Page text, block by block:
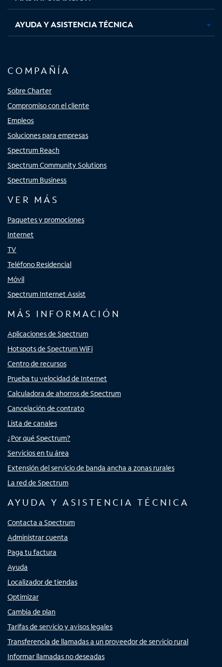
AYUDA Y ASISTENCIA TÉCNICA
COMPAÑÍA
Sobre Charter
Compromiso con el cliente
Empleos
Soluciones para empresas
Spectrum Reach
Spectrum Community Solutions
Spectrum Business
VER MÁS
Paquetes y promociones
Internet
TV
Teléfono Residencial
Móvil
Spectrum Internet Assist
MÁS INFORMACIÓN
Aplicaciones de Spectrum
Hotspots de Spectrum WiFi
Centro de recursos
Prueba tu velocidad de Internet
Calculadora de ahorros de Spectrum
Cancelación de contrato
Lista de canales
¿Por qué Spectrum?
Servicios en tu área
Extensión del servicio de banda ancha a zonas rurales
La red de Spectrum
AYUDA Y ASISTENCIA TÉCNICA
Contacta a Spectrum
Administrar cuenta
Paga tu factura
Ayuda
Localizador de tiendas
Optimizar
Cambia de plan
Tarifas de servicio y avisos legales
Transferencia de llamadas a un proveedor de servicio rural
Informar llamadas no deseadas